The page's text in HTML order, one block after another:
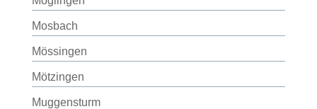
Mosbach
Mössingen
Mötzingen
Muggensturm